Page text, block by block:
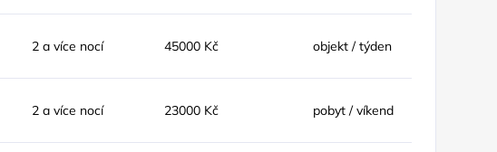
2 a více nocí 45000 Kč objekt / týden
2 a více nocí 23000 Kč pobyt / víkend